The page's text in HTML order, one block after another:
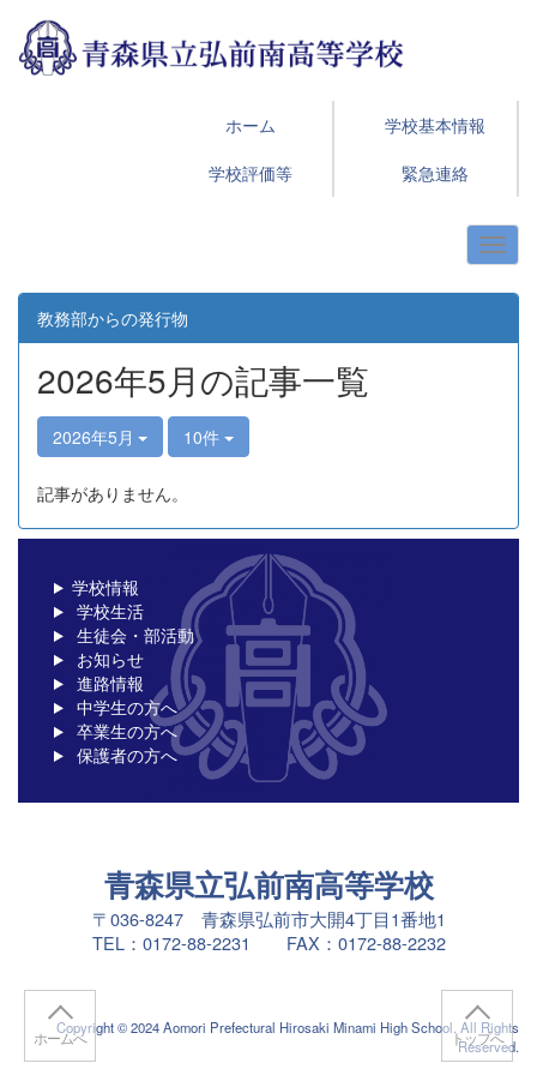
ホーム
学校基本情報
学校評価等
緊急連絡
教務部からの発行物
2026年5月の記事一覧
2026年5月 10件
記事がありません。
学校情報
学校生活
生徒会・部活動
お知らせ
進路情報
中学生の方へ
卒業生の方へ
保護者の方へ
青森県立弘前南高等学校
〒036-8247 青森県弘前市大開4丁目1番地1
TEL：0172-88-2231 FAX：0172-88-2232
Copyright © 2024 Aomori Prefectural Hirosaki Minami High School. All Rights
Reserved.
ホームへ トップへ